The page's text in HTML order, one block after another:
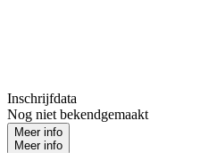
Inschrijfdata
Nog niet bekendgemaakt
Meer info
Meer info